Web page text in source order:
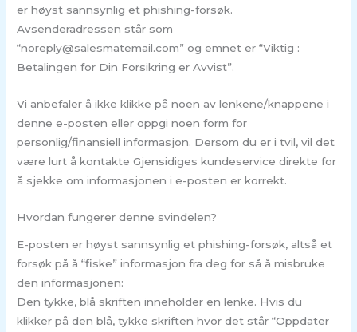
er høyst sannsynlig et phishing-forsøk.
Avsenderadressen står som
“noreply@salesmatemail.com” og emnet er “Viktig :
Betalingen for Din Forsikring er Avvist”.
Vi anbefaler å ikke klikke på noen av lenkene/knappene i
denne e-posten eller oppgi noen form for
personlig/finansiell informasjon. Dersom du er i tvil, vil det
være lurt å kontakte Gjensidiges kundeservice direkte for
å sjekke om informasjonen i e-posten er korrekt.
Hvordan fungerer denne svindelen?
E-posten er høyst sannsynlig et phishing-forsøk, altså et
forsøk på å “fiske” informasjon fra deg for så å misbruke
den informasjonen:
Den tykke, blå skriften inneholder en lenke. Hvis du
klikker på den blå, tykke skriften hvor det står “Oppdater